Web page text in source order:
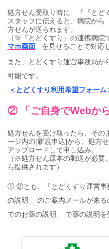
処方せん受取り時に 「『とど
スタッフに伝えると、病院か
方せんが送られます。
（※『とどくすり』の連携病院
マホ画面
を見せることで対応
また、とどくすり運営事務局か
可能です。
＜とどくすり利用希望フォーム
② 「ご自身でWebか
処方せんを受け取ったら、その
ージ内の[新規申込]から、処方
アップロードして申し込み。
（※処方せん原本の郵送が必要
ら提供されます）
① ②とも、「とどくすり運営事
の説明」 のご案内メールが来
でのお薬の説明」 で薬の説明を